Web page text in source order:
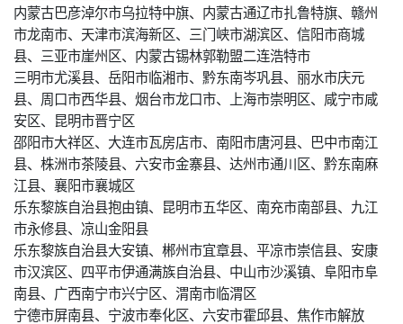
内蒙古巴彦淖尔市乌拉特中旗、内蒙古通辽市扎鲁特旗、赣州
市龙南市、天津市滨海新区、三门峡市湖滨区、信阳市商城
县、三亚市崖州区、内蒙古锡林郭勒盟二连浩特市
三明市尤溪县、岳阳市临湘市、黔东南岑巩县、丽水市庆元
县、周口市西华县、烟台市龙口市、上海市崇明区、咸宁市咸
安区、昆明市晋宁区
邵阳市大祥区、大连市瓦房店市、南阳市唐河县、巴中市南江
县、株洲市茶陵县、六安市金寨县、达州市通川区、黔东南麻
江县、襄阳市襄城区
乐东黎族自治县抱由镇、昆明市五华区、南充市南部县、九江
市永修县、凉山金阳县
乐东黎族自治县大安镇、郴州市宜章县、平凉市崇信县、安康
市汉滨区、四平市伊通满族自治县、中山市沙溪镇、阜阳市阜
南县、广西南宁市兴宁区、渭南市临渭区
宁德市屏南县、宁波市奉化区、六安市霍邱县、焦作市解放